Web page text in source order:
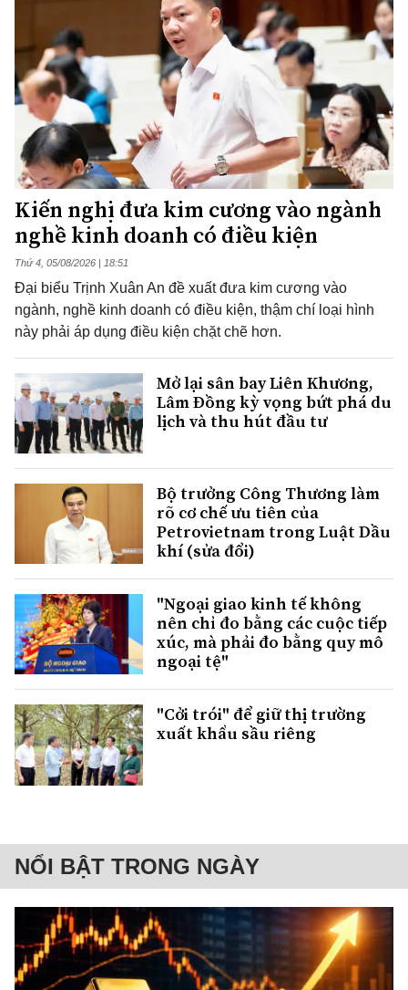
Kiến nghị đưa kim cương vào ngành
nghề kinh doanh có điều kiện
Thứ 4, 05/08/2026 | 18:51
Đại biểu Trịnh Xuân An đề xuất đưa kim cương vào
ngành, nghề kinh doanh có điều kiện, thậm chí loại hình
này phải áp dụng điều kiện chặt chẽ hơn.
Mở lại sân bay Liên Khương,
Lâm Đồng kỳ vọng bứt phá du
lịch và thu hút đầu tư
Bộ trưởng Công Thương làm
rõ cơ chế ưu tiên của
Petrovietnam trong Luật Dầu
khí (sửa đổi)
"Ngoại giao kinh tế không
nên chỉ đo bằng các cuộc tiếp
xúc, mà phải đo bằng quy mô
ngoại tệ"
"Cởi trói" để giữ thị trường
xuất khẩu sầu riêng
NỔI BẬT TRONG NGÀY